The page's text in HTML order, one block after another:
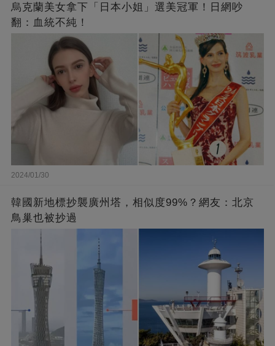
烏克蘭美女拿下「日本小姐」選美冠軍！日網吵
翻：血統不純！
2024/01/30
韓國新地標抄襲廣州塔，相似度99%？網友：北京
鳥巢也被抄過